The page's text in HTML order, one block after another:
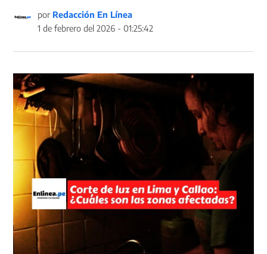
por Redacción En Línea
1 de febrero del 2026 - 01:25:42